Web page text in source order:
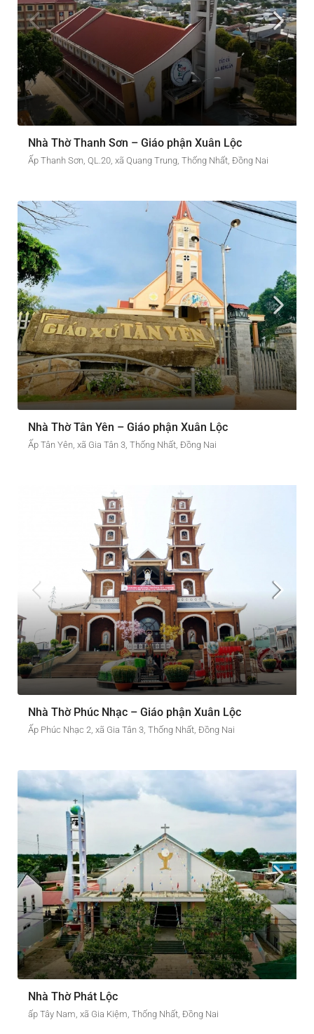
Nhà Thờ Thanh Sơn – Giáo phận Xuân Lộc
Ấp Thanh Sơn, QL.20, xã Quang Trung, Thống Nhất, Đồng Nai
Nhà Thờ Tân Yên – Giáo phận Xuân Lộc
Ấp Tân Yên, xã Gia Tân 3, Thống Nhất, Đồng Nai
Nhà Thờ Phúc Nhạc – Giáo phận Xuân Lộc
Ấp Phúc Nhạc 2, xã Gia Tân 3, Thống Nhất, Đồng Nai
Nhà Thờ Phát Lộc
ấp Tây Nam, xã Gia Kiệm, Thống Nhất, Đồng Nai